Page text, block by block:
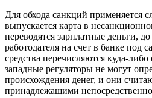
Для обхода санкций применяется
выпускается карта в
переводятся зарплатные деньги,
работодателя на счет в банке под
средства перечисляются куда-
западные регуляторы не могут
происхождения денег, и они
принадлежащими непосредственно